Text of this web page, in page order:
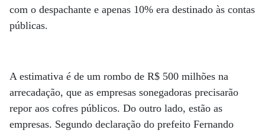
com o despachante e apenas 10% era destinado às contas
públicas.
A estimativa é de um rombo de R$ 500 milhões na
arrecadação, que as empresas sonegadoras precisarão
repor aos cofres públicos. Do outro lado, estão as
empresas. Segundo declaração do prefeito Fernando